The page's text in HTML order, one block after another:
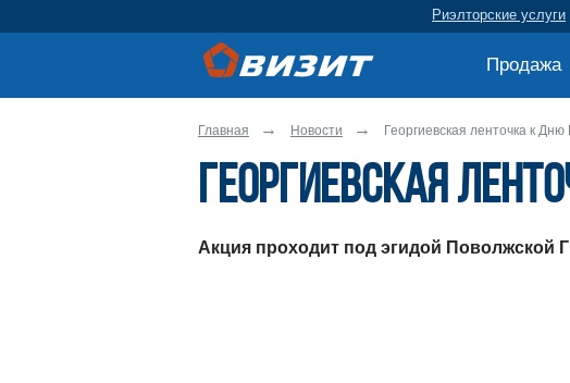
Риэлторские услуги
Продажа
Главная Новости Георгиевская ленточка к
Георгиевская
Акция проходит под эгидой Поволжской